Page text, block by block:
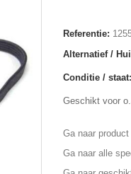
Referentie:
Alternatief /
Conditie / staat:
Geschikt voor
Ga naar
Ga naar alle